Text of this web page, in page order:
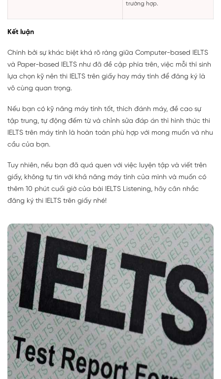
trường hợp.
Kết luận
Chính bởi sự khác biệt khá rõ ràng giữa Computer-based IELTS
và Paper-based IELTS như đã đề cập phía trên, việc mỗi thí sinh
lựa chọn kỹ nên thi IELTS trên giấy hay máy tính để đăng ký là
vô cùng quan trọng.
Nếu bạn có kỹ năng máy tính tốt, thích đánh máy, đề cao sự
tập trung, tự động đếm từ và chỉnh sửa đáp án thì hình thức thi
IELTS trên máy tính là hoàn toàn phù hợp với mong muốn và nhu
cầu của bạn.
Tuy nhiên, nếu bạn đã quá quen với việc luyện tập và viết trên
giấy, không tự tin với khả năng máy tính của mình và muốn có
thêm 10 phút cuối giờ của bài IELTS Listening, hãy cân nhắc
đăng ký thi IELTS trên giấy nhé!